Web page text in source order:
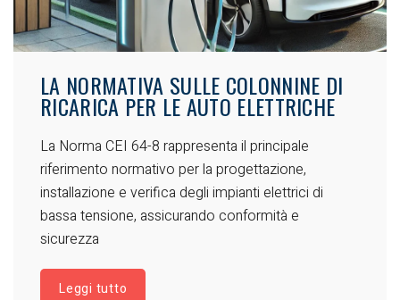
LA NORMATIVA SULLE COLONNINE DI
RICARICA PER LE AUTO ELETTRICHE
La Norma CEI 64-8 rappresenta il principale
riferimento normativo per la progettazione,
installazione e verifica degli impianti elettrici di
bassa tensione, assicurando conformità e
sicurezza
Leggi tutto